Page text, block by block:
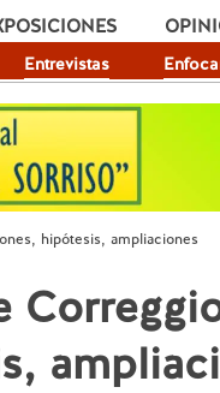
Entrevistas
hipótesis, ampliaciones